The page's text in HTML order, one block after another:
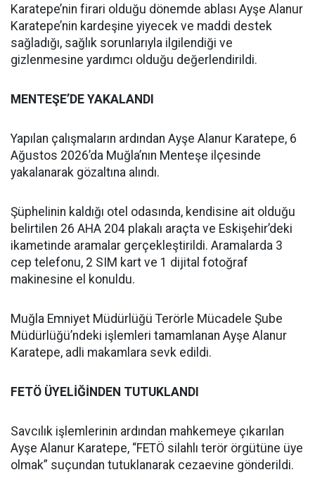
Karatepe’nin firari olduğu dönemde ablası Ayşe Alanur
Karatepe’nin kardeşine yiyecek ve maddi destek
sağladığı, sağlık sorunlarıyla ilgilendiği ve
gizlenmesine yardımcı olduğu değerlendirildi.
MENTEŞE’DE YAKALANDI
Yapılan çalışmaların ardından Ayşe Alanur Karatepe, 6
Ağustos 2026’da Muğla’nın Menteşe ilçesinde
yakalanarak gözaltına alındı.
Şüphelinin kaldığı otel odasında, kendisine ait olduğu
belirtilen 26 AHA 204 plakalı araçta ve Eskişehir’deki
ikametinde aramalar gerçekleştirildi. Aramalarda 3
cep telefonu, 2 SIM kart ve 1 dijital fotoğraf
makinesine el konuldu.
Muğla Emniyet Müdürlüğü Terörle Mücadele Şube
Müdürlüğü’ndeki işlemleri tamamlanan Ayşe Alanur
Karatepe, adli makamlara sevk edildi.
FETÖ ÜYELİĞİNDEN TUTUKLANDI
Savcılık işlemlerinin ardından mahkemeye çıkarılan
Ayşe Alanur Karatepe, “FETÖ silahlı terör örgütüne üye
olmak” suçundan tutuklanarak cezaevine gönderildi.